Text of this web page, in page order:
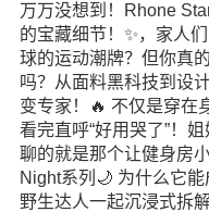
万万没想到！Rhone
的宝藏细节！✨，家人
球的运动潮牌？但你真
吗？从面料黑科技到设
变专家！🔥 不仅是穿在
看完直呼“好用哭了”！
聊的就是那个让健身房
Night系列🌙 为什么它
野生达人一起沉浸式拆